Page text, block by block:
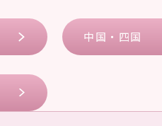
中国・四国